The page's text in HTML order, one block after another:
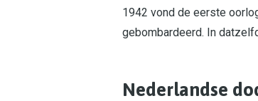
1942 vond de eerste
gebombardeerd. In
Nederlandse